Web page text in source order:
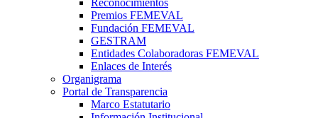
Premios FEMEVAL
Fundación FEMEVAL
GESTRAM
Entidades Colaboradoras FEMEVAL
Enlaces de Interés
Organigrama
Portal de Transparencia
Marco Estatutario